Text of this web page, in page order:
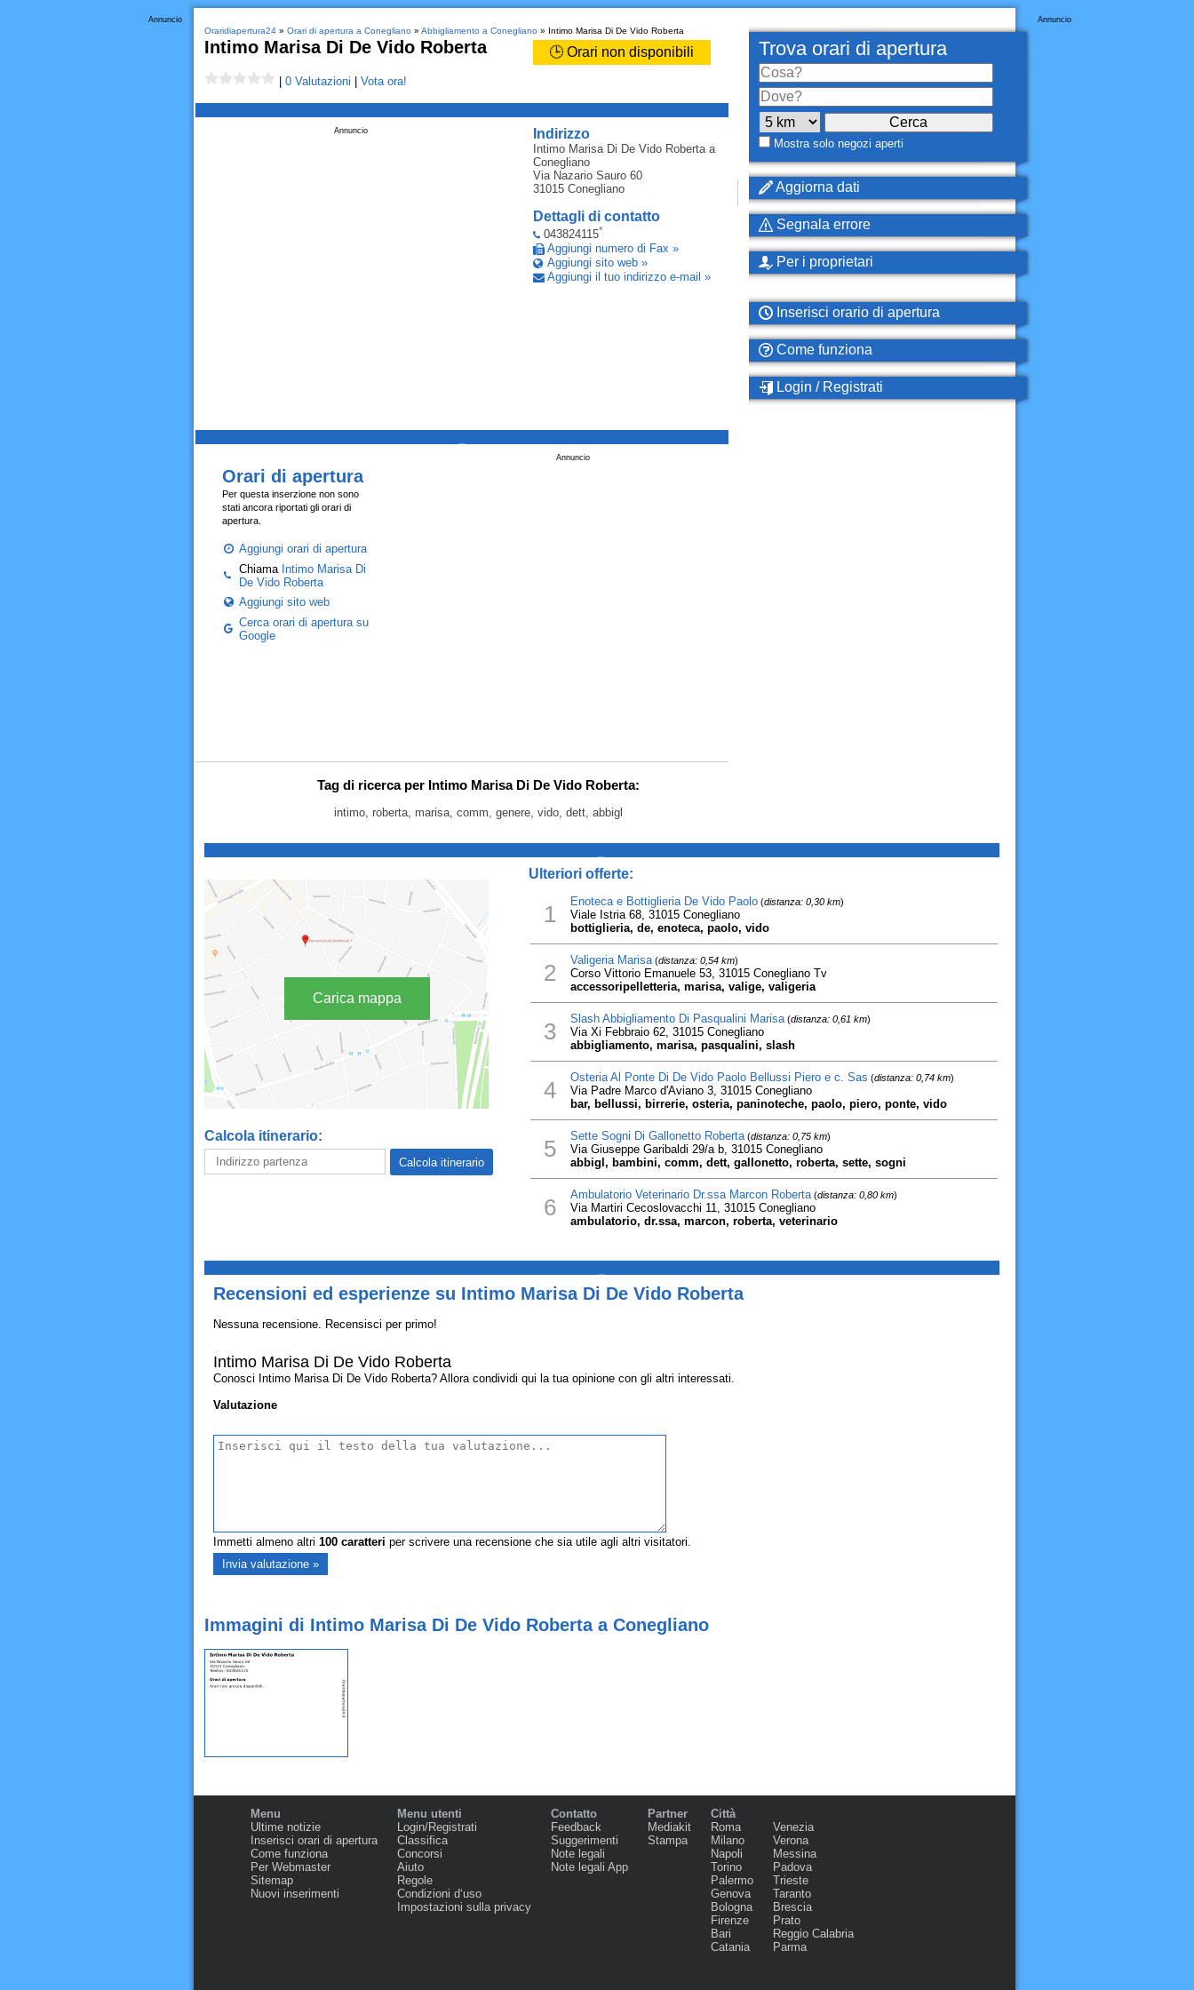
Annuncio
Oraridiapertura24» Orari di apertura a Conegliano» Abbigliamento a Conegliano» Intimo Marisa Di De Vido Roberta
Intimo Marisa Di De Vido Roberta 🕒 Orari non disponibili
0 Valutazioni Vota ora!
Indirizzo
Intimo Marisa Di De Vido Robertaa
Conegliano
Via Nazario Sauro 60
31015 Conegliano
Dettagli di contatto
043824115*
Aggiungi numero di Fax »
Aggiungi sito web »
Aggiungi il tuo indirizzo e-mail »
Annuncio
Annuncio
Orari di apertura
Per questa inserzione non sono
stati ancora riportati gli orari di
apertura.
Aggiungi orari di apertura
Chiama Intimo Marisa Di
De Vido Roberta
Aggiungi sito web
Cerca orari di apertura su
Google
Tag di ricerca per Intimo Marisa Di De Vido Roberta:
intimo, roberta, marisa, comm, genere, vido, dett, abbigl
Annuncio
Trova orari di apertura
Mostra solo negozi aperti
Aggiorna dati
Segnala errore
Per i proprietari
Inserisci orario di apertura
Come funziona
Login / Registrati
Carica mappa
Calcola itinerario:
Ulteriori offerte:
1 Enoteca e Bottiglieria De Vido Paolo(distanza: 0,30 km)
Viale Istria 68, 31015 Conegliano
bottiglieria, de, enoteca, paolo, vido
2 Valigeria Marisa(distanza: 0,54 km)
Corso Vittorio Emanuele 53, 31015 Conegliano Tv
accessoripelletteria, marisa, valige, valigeria
3 Slash Abbigliamento Di Pasqualini Marisa(distanza: 0,61 km)
Via Xi Febbraio 62, 31015 Conegliano
abbigliamento, marisa, pasqualini, slash
4 Osteria Al Ponte Di De Vido Paolo Bellussi Piero e c. Sas (distanza: 0,74 km)
Via Padre Marco d'Aviano 3, 31015 Conegliano
bar, bellussi, birrerie, osteria, paninoteche, paolo, piero, ponte, vido
5 Sette Sogni Di Gallonetto Roberta(distanza: 0,75 km)
Via Giuseppe Garibaldi 29/a b, 31015 Conegliano
abbigl, bambini, comm, dett, gallonetto, roberta, sette, sogni
6 Ambulatorio Veterinario Dr.ssa Marcon Roberta(distanza: 0,80 km)
Via Martiri Cecoslovacchi 11, 31015 Conegliano
ambulatorio, dr.ssa, marcon, roberta, veterinario
Recensioni ed esperienze su Intimo Marisa Di De Vido Roberta
Nessuna recensione. Recensisci per primo!
Intimo Marisa Di De Vido Roberta
Conosci Intimo Marisa Di De Vido Roberta? Allora condividi qui la tua opinione con gli altri interessati.
Valutazione
Immetti almeno altri 100caratteri per scrivere una recensione che sia utile agli altri visitatori.
Immagini di Intimo Marisa Di De Vido Roberta a Conegliano
Menu
Ultime notizie
Inserisci orari di apertura
Come funziona
Per Webmaster
Sitemap
Nuovi inserimenti
Menu utenti
Login/Registrati
Classifica
Concorsi
Aiuto
Regole
Condizioni d‘uso
Impostazioni sulla privacy
Contatto
Feedback
Suggerimenti
Note legali
Note legali App
Partner
Mediakit
Stampa
Città
Roma
Milano
Napoli
Torino
Palermo
Genova
Bologna
Firenze
Bari
Catania
Venezia
Verona
Messina
Padova
Trieste
Taranto
Brescia
Prato
Reggio Calabria
Parma